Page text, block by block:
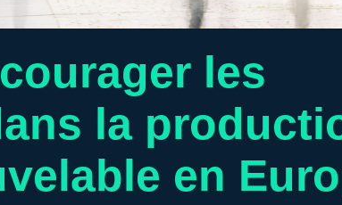
les
la
en